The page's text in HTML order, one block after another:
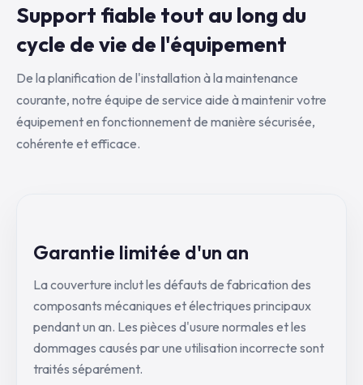
Support fiable tout au long du
cycle de vie de l'équipement
De la planification de l'installation à la maintenance
courante, notre équipe de service aide à maintenir votre
équipement en fonctionnement de manière sécurisée,
cohérente et efficace.
Garantie limitée d'un an
La couverture inclut les défauts de fabrication des
composants mécaniques et électriques principaux
pendant un an. Les pièces d'usure normales et les
dommages causés par une utilisation incorrecte sont
traités séparément.